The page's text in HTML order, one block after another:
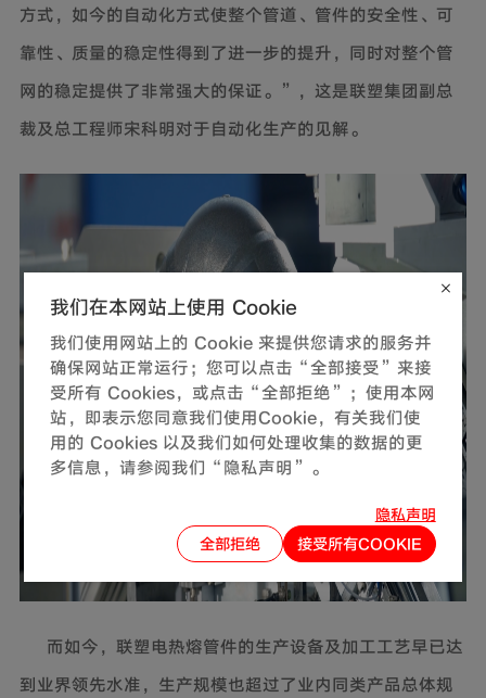
方式，如今的自动化方式使整个管道、管件的安全性、可
靠性、质量的稳定性得到了进一步的提升，同时对整个管
网的稳定提供了非常强大的保证。”，这是联塑集团副总
裁及总工程师宋科明对于自动化生产的见解。
而如今，联塑电热熔管件的生产设备及加工工艺早已达
到业界领先水准，生产规模也超过了业内同类产品总体规
我们在本网站上使用 Cookie
我们使用网站上的 Cookie 来提供您请求的服务并
确保网站正常运行；您可以点击“全部接受”来接
受所有 Cookies，或点击“全部拒绝”；使用本网
站，即表示您同意我们使用Cookie，有关我们使
用的 Cookies 以及我们如何处理收集的数据的更
多信息，请参阅我们“隐私声明”。
隐私声明
全部拒绝
接受所有COOKIE